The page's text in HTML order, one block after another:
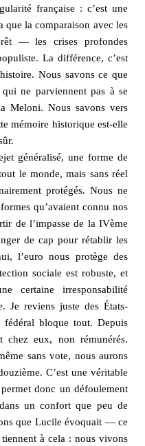
française : c’est une
que la comparaison avec les
— les crises profondes
La différence, c’est
Nous savons ce que
ne parviennent pas à se
Meloni. Nous savons vers
mémoire historique est-elle
généralisé, une forme de
le monde, mais sans réel
protégés. Nous ne
qu’avaient connu nos
de l’impasse de la IVème
de cap pour rétablir les
l’euro nous protège des
sociale est robuste, et
certaine irresponsabilité
Je reviens juste des États-
fédéral bloque tout. Depuis
chez eux, non rémunérés.
sans vote, nous aurons
C’est une véritable
donc un défoulement
un confort que peu de
que Lucile évoquait — ce
à cela : nous vivons